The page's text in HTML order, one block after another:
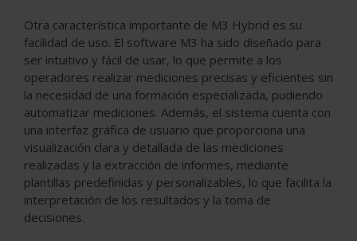
Otra característica importante de M3 Hybrid es su
facilidad de uso. El software M3 ha sido diseñado para
ser intuitivo y fácil de usar, lo que permite a los
operadores realizar mediciones precisas y eficientes sin
la necesidad de una formación especializada, pudiendo
automatizar mediciones. Además, el sistema cuenta con
una interfaz gráfica de usuario que proporciona una
visualización clara y detallada de las mediciones
realizadas y la extracción de informes, mediante
plantillas predefinidas y personalizables, lo que facilita la
interpretación de los resultados y la toma de
decisiones.